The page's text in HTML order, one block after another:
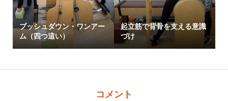
プッシュダウン・ワンアー
ム（四つ這い）
起立筋で背骨を支える意識
づけ
コメント